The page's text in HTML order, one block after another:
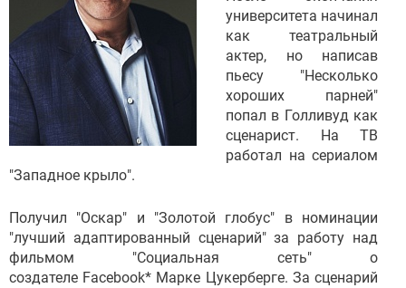
университета начинал
как театральный
актер, но написав
пьесу "Несколько
хороших парней"
попал в Голливуд как
сценарист. На ТВ
работал на сериалом
"Западное крыло".
Получил "Оскар" и "Золотой глобус" в номинации
"лучший адаптированный сценарий" за работу над
фильмом "Социальная сеть" о
создателе Facebook* Марке Цукерберге. За сценарий